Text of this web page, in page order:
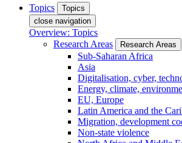
Topics
Topics
close navigation
Overview: Topics
Research Areas
Research Areas
Sub-Saharan Africa
Asia
Digitalisation, cyber,
Energy, climate,
EU, Europe
Latin America and the
Migration, development
Non-state violence